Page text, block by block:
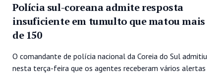
Polícia sul-coreana admite resposta
insuficiente em tumulto que matou mais
de 150
O comandante de polícia nacional da Coreia do Sul admitiu
nesta terça-feira que os agentes receberam vários alertas